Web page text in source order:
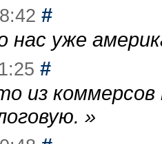
#
нас уже
#
из
»